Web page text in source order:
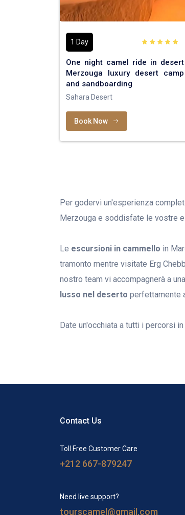
1 Day
One night camel ride in desert
Merzouga luxury desert camp
and sandboarding
Sahara Desert
Book Now
Per godervi un'esperienza
Merzouga e soddisfate le vostre
Le escursioni in cammello in
tramonto mentre visitate Erg
nostro team vi accompagnerà a
lusso nel deserto perfettamente
Date un'occhiata a tutti i percorsi
Contact Us
Toll Free Customer Care
+212 667-879247
Need live support?
tourscamel@gmail.com